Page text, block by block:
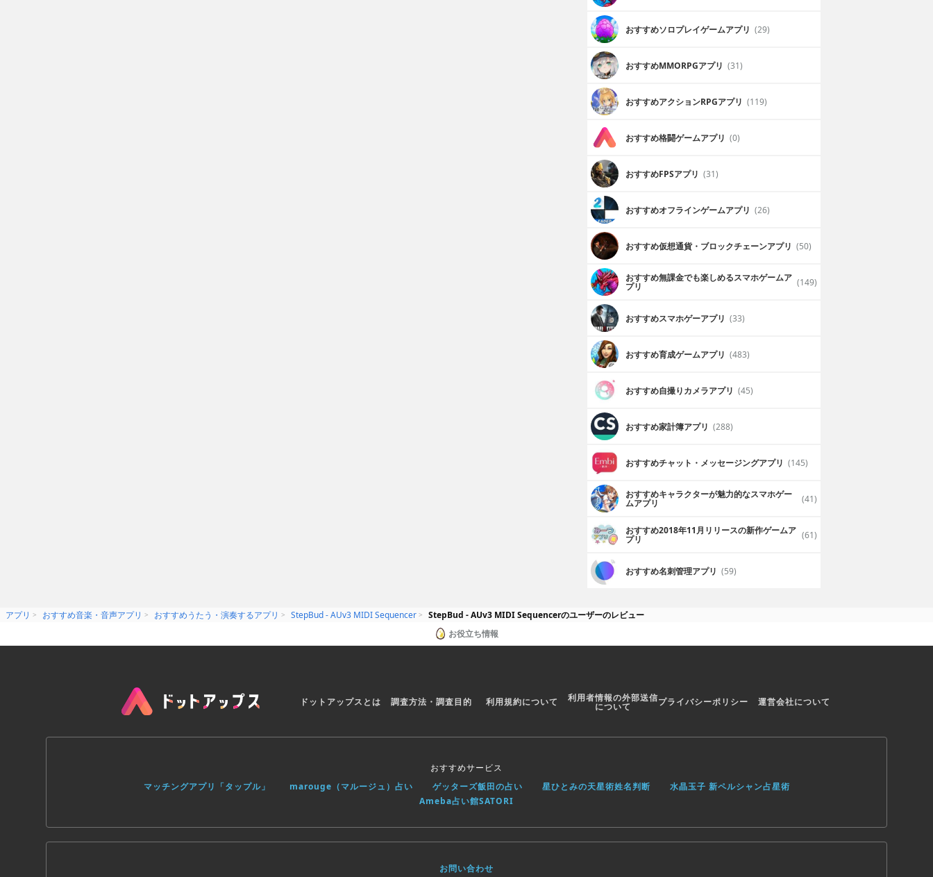
おすすめソロプレイゲームアプリ (29)
おすすめ MMORPGアプリ (31)
おすすめアクションRPGアプリ (119)
おすすめ格闘ゲームアプリ (0)
おすすめFPSアプリ (31)
おすすめオフラインゲームアプリ (26)
おすすめ仮想通貨・ブロックチェーンアプリ (50)
おすすめ無課金でも楽しめるスマホゲームア
プリ (149)
おすすめスマホゲーアプリ (33)
おすすめ育成ゲームアプリ (483)
おすすめ自撮りカメラアプリ (45)
おすすめ家計簿アプリ (288)
おすすめチャット・メッセージングアプリ (145)
おすすめキャラクターが魅力的なスマホゲー
ムアプリ (41)
おすすめ2018年11月リリースの新作ゲームア
プリ (61)
おすすめ名刺管理アプリ (59)
アプリ おすすめ音楽・音声アプリ おすすめうたう・演奏するアプリ StepBud - AUv3 MIDI Sequencer
StepBud - AUv3 MIDI Sequencerのユーザーのレビュー
お役立ち情報
ドットアップスとは 調査方法・調査目的 利用規約について 利用者情報の外部送信
について プライバシーポリシー 運営会社について
おすすめサービス
マッチングアプリ「タップル」
marouge（マルージュ）占い ゲッターズ飯田の占い 星ひとみの天星術姓名判断
水晶玉子 新ペルシャン占星術
Ameba占い館SATORI
お問い合わせ